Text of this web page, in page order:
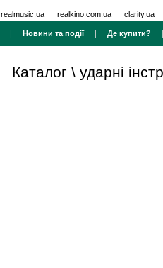
realmusic.ua realkino.com.ua clarity.ua
| Новини та події| Де купити?
Каталог \ ударні